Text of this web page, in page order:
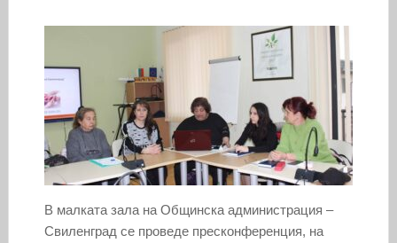
В малката зала на Общинска администрация –
Свиленград се проведе пресконференция, на